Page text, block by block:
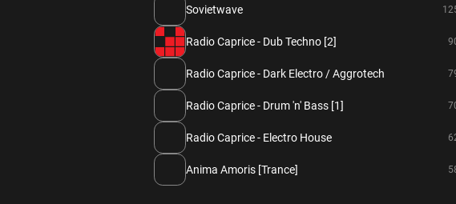
Sovietwave
Radio Caprice - Dub Techno [2]
Radio Caprice - Dark Electro / Aggrotech
Radio Caprice - Drum 'n' Bass [1]
Radio Caprice - Electro House
Anima Amoris [Trance]